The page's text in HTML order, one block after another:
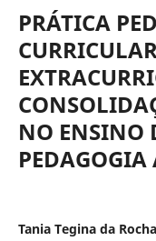
PRÁTICA
NO ENSINO
Tania Tegina da